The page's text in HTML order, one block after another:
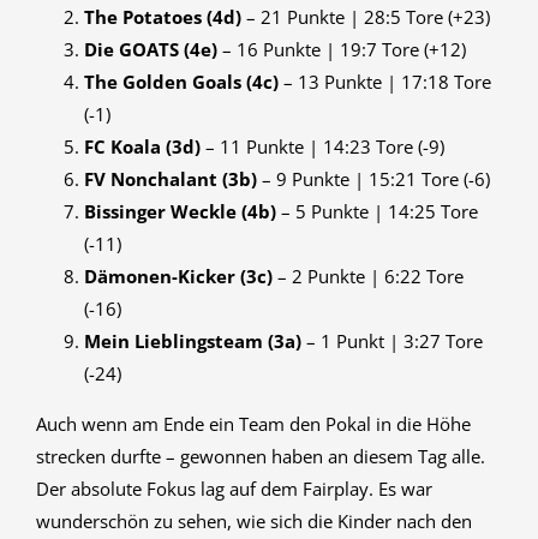
The Potatoes (4d)– 21 Punkte | 28:5 Tore (+23)
Die GOATS (4e)– 16 Punkte | 19:7 Tore (+12)
The Golden Goals (4c)– 13 Punkte | 17:18 Tore
(-1)
FC Koala (3d)– 11 Punkte | 14:23 Tore (-9)
FV Nonchalant (3b)– 9 Punkte | 15:21 Tore (-6)
Bissinger Weckle (4b)– 5 Punkte | 14:25 Tore
(-11)
Dämonen-Kicker (3c)– 2 Punkte | 6:22 Tore
(-16)
Mein Lieblingsteam (3a)– 1 Punkt | 3:27 Tore
(-24)
Auch wenn am Ende ein Team den Pokal in die Höhe
strecken durfte – gewonnen haben an diesem Tag alle.
Der absolute Fokus lag auf dem Fairplay. Es war
wunderschön zu sehen, wie sich die Kinder nach den